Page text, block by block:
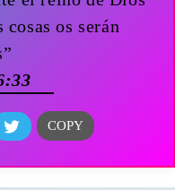
os serán